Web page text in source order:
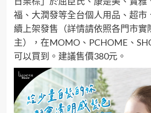
福、大潤發等全台個人用品、超市
續 上架發售 （詳情請依照各門市實
主），在MOMO、PCHOME、
可以買到。 建議售價380元。